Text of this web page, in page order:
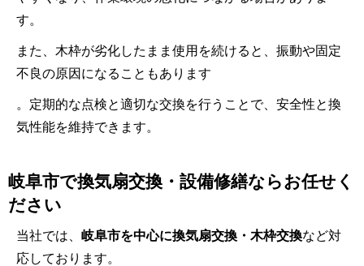
す。
また、木枠が劣化したまま使用を続けると、振動や固定
不良の原因になることもあります
。定期的な点検と適切な交換を行うことで、安全性と換
気性能を維持できます。
岐阜市で換気扇交換・設備修繕ならお任せく
ださい
当社では、 岐阜市を中心に換気扇交換・木枠交換など対
応しております。